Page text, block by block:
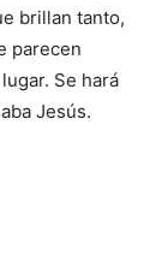
brillan tanto,
parecen
Se hará
Jesús.